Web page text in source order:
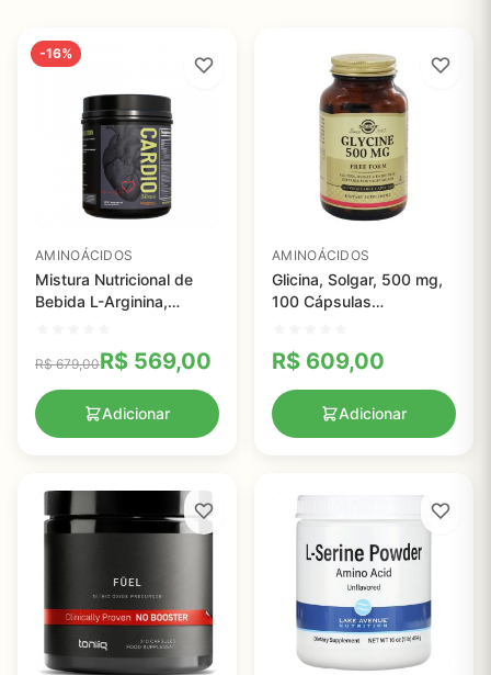
-16%
AMINOÁCIDOS
Mistura Nutricional de
Bebida L-Arginina,
180g, 15 Pacotes de
porção única
R$679,00R$ 569,00
Adicionar
AMINOÁCIDOS
Glicina, Solgar, 500 mg,
100 Cápsulas
R$ 609,00
Adicionar